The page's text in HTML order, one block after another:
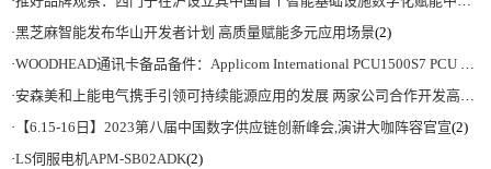
·黑芝麻智能发布华山开发者计划 高质量赋能多元应用场景(2)
·WOODHEAD通讯卡备品备件：Applicom International PCU1500S7 PCU 1500 S7 V4.5.0
·安森美和上能电气携手引领可持续能源应用的发展 两家公司合作开发高性能储能和太阳能组串式逆变器方案 以实现可持续的未来
· 【6.15-16日】2023第八届中国数字供应链创新峰会,演讲大咖阵容官宣(2)
·LS伺服电机APM-SB02ADK(2)